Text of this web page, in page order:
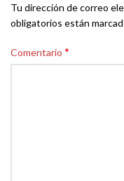
Tu dirección de correo
obligatorios están
Comentario *